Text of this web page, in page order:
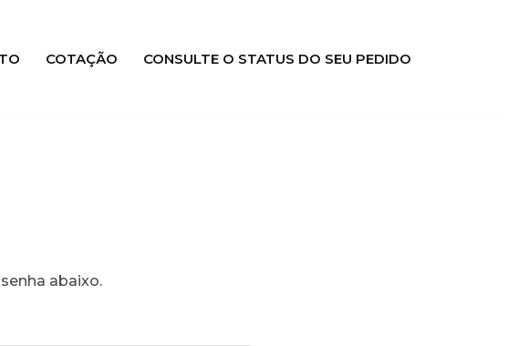
COTAÇÃO CONSULTE O STATUS DO SEU PEDIDO
abaixo.